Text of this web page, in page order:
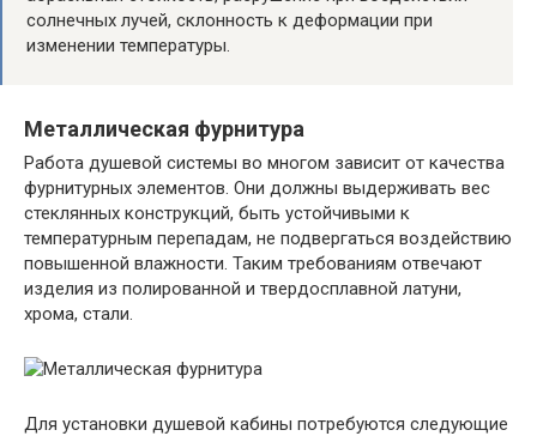
солнечных лучей, склонность к деформации при
изменении температуры.
Металлическая фурнитура
Работа душевой системы во многом зависит от качества
фурнитурных элементов. Они должны выдерживать вес
стеклянных конструкций, быть устойчивыми к
температурным перепадам, не подвергаться воздействию
повышенной влажности. Таким требованиям отвечают
изделия из полированной и твердосплавной латуни,
хрома, стали.
Для установки душевой кабины потребуются следующие